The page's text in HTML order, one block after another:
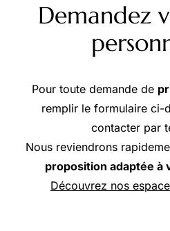
Demandez
Pour toute demande de
remplir le formulaire ci-
contacter par
Nous reviendrons
proposition adaptée à
Découvrez nos